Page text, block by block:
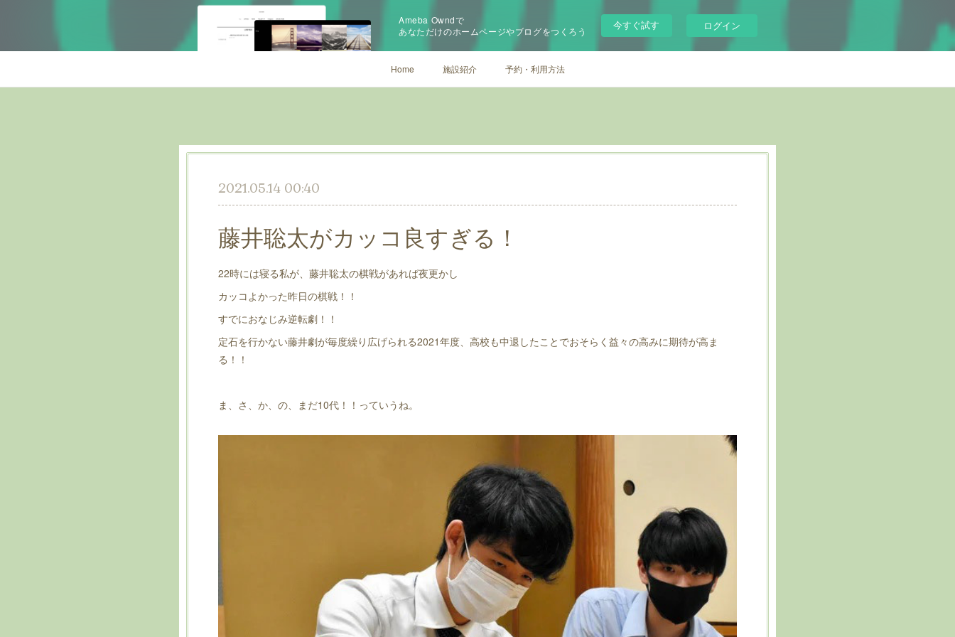
Ameba Owndで
あなただけのホームページやブログをつくろう
今すぐ試す ログイン
Home 施設紹介 予約・利用方法
2021.05.14 00:40
藤井聡太がカッコ良すぎる！
22時には寝る私が、藤井聡太の棋戦があれば夜更かし
カッコよかった昨日の棋戦！！
すでにおなじみ逆転劇！！
定石を行かない藤井劇が毎度繰り広げられる2021年度、高校も中退したことでおそらく益々の高みに期待が高ま
る！！
ま、さ、か、の、まだ10代！！っていうね。